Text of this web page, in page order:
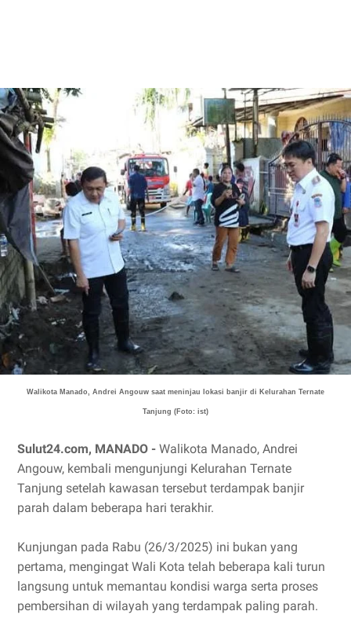
Walikota Manado, Andrei Angouw saat meninjau lokasi banjir di Kelurahan Ternate
Tanjung (Foto: ist)
Sulut24.com, MANADO - Walikota Manado, Andrei
Angouw, kembali mengunjungi Kelurahan Ternate
Tanjung setelah kawasan tersebut terdampak banjir
parah dalam beberapa hari terakhir.
Kunjungan pada Rabu (26/3/2025) ini bukan yang
pertama, mengingat Wali Kota telah beberapa kali turun
langsung untuk memantau kondisi warga serta proses
pembersihan di wilayah yang terdampak paling parah.